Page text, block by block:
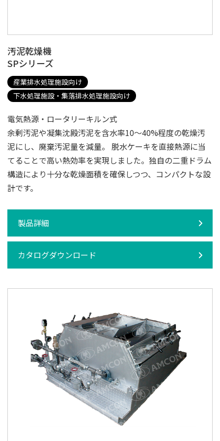
汚泥乾燥機
SPシリーズ
産業排水処理施設向け
下水処理施設・集落排水処理施設向け
電気熱源・ロータリーキルン式
余剰汚泥や凝集沈殿汚泥を含水率10～40%程度の乾燥汚
泥にし、廃棄汚泥量を減量。 脱水ケーキを直接熱源に当
てることで高い熱効率を実現しました。独自の二重ドラム
構造により十分な乾燥面積を確保しつつ、コンパクトな設
計です。
製品詳細
カタログダウンロード